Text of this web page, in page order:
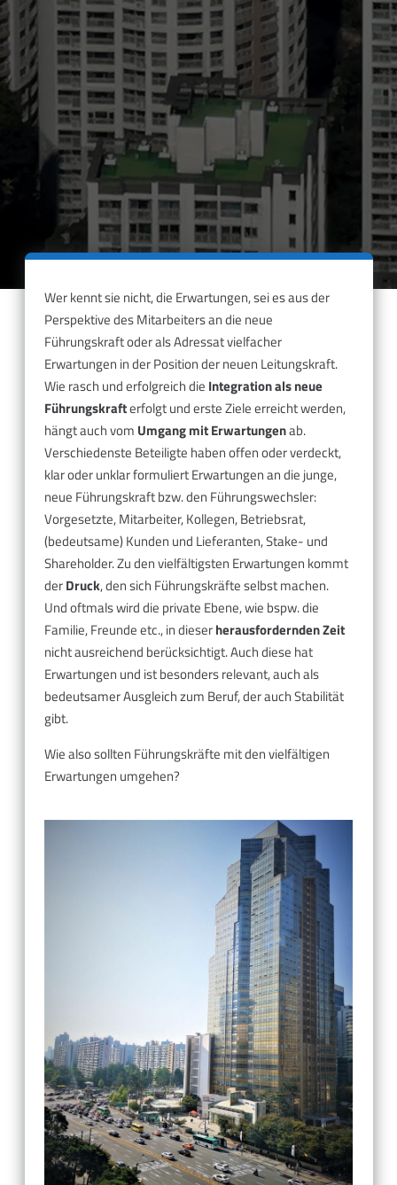
Wer kennt sie nicht, die Erwartungen, sei es aus der
Perspektive des Mitarbeiters an die neue
Führungskraft oder als Adressat vielfacher
Erwartungen in der Position der neuen Leitungskraft.
Wie rasch und erfolgreich die Integration als neue
Führungskrafterfolgt und erste Ziele erreicht werden,
hängt auch vom Umgang mit Erwartungenab.
Verschiedenste Beteiligte haben offen oder verdeckt,
klar oder unklar formuliert Erwartungen an die junge,
neue Führungskraft bzw. den Führungswechsler:
Vorgesetzte, Mitarbeiter, Kollegen, Betriebsrat,
(bedeutsame) Kunden und Lieferanten, Stake- und
Shareholder. Zu den vielfältigsten Erwartungen kommt
derDruck, den sich Führungskräfte selbst machen.
Und oftmals wird die private Ebene, wie bspw. die
Familie, Freunde etc., in dieserherausfordernden Zeit
nicht ausreichend berücksichtigt. Auch diese hat
Erwartungen und ist besonders relevant, auch als
bedeutsamer Ausgleich zum Beruf, der auch Stabilität
gibt.
Wie also sollten Führungskräfte mit den vielfältigen
Erwartungen umgehen?